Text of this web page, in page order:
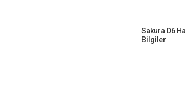
Sakura D6
Bilgiler